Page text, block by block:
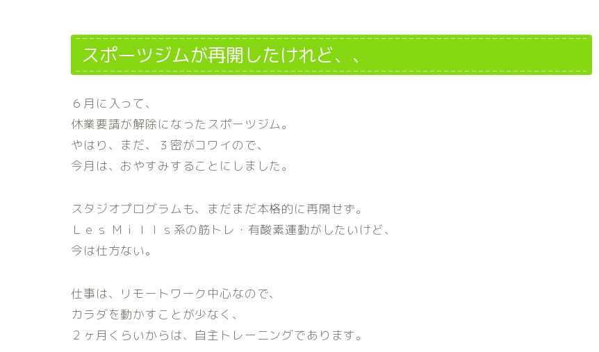
スポーツジムが再開したけれど、、
６月に入って、
休業要請が解除になったスポーツジム。
やはり、まだ、３密がコワイので、
今月は、おやすみすることにしました。
スタジオプログラムも、まだまだ本格的に再開せず。
Ｌｅｓ Ｍｉｌｌｓ系の筋トレ・有酸素運動がしたいけど、
今は仕方ない。
仕事は、リモートワーク中心なので、
カラダを動かすことが少なく、
２ヶ月くらいからは、自主トレーニングであります。